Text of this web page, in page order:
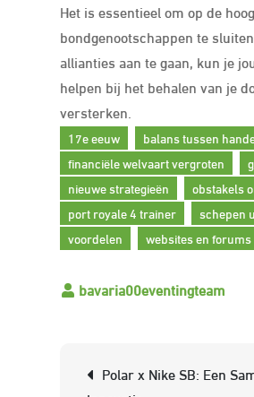
Het is essentieel om op de
bondgenootschappen te
allianties aan te gaan, kun je
helpen bij het behalen van je
versterken.
17e eeuw balans tussen
financiële welvaart vergroten
nieuwe strategieën
obstakels
port royale 4 trainer
schepen
voordelen
websites en forums
Berichtnavigatie
Polar x Nike SB: Een